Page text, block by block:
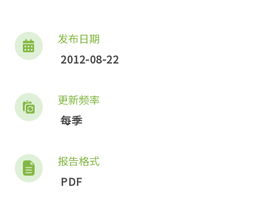
发布日期
2012-08-22
更新频率
每季
报告格式
PDF